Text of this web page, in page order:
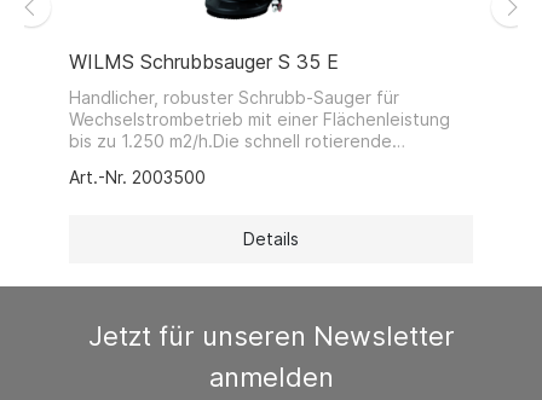
WILMS Schrubbsauger S 35 E
Handlicher, robuster Schrubb-Sauger für
Wechselstrombetrieb mit einer Flächenleistung
bis zu 1.250 m2/h.Die schnell rotierende
Sicherheitsfliesen, Gumminoppen- und
ist die Maschine äußerst wendig und eignet sich
besonders für kleine Flächen und beengte
Tellerbürste mittlerer Härte (spezielle
Anfrage)
Art.-Nr. 2003500
Details
Jetzt für unseren Newsletter
anmelden